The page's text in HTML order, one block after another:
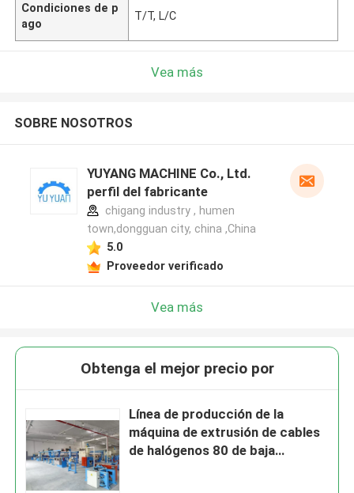
Condiciones de p
ago
T/T, L/C
Vea más
SOBRE NOSOTROS
YUYANG MACHINE Co., Ltd.
perfil del fabricante
chigang industry , humen
town,dongguan city, china ,China
5.0
Proveedor verificado
Vea más
Obtenga el mejor precio por
Línea de producción de la
máquina de extrusión de cables
de halógenos 80 de baja